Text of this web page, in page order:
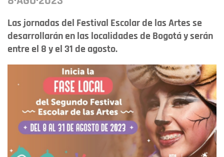
Las jornadas del Festival Escolar de las Artes se
desarrollarán en las localidades de Bogotá y serán
entre el 8 y el 31 de agosto.